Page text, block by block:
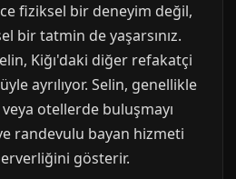
fiziksel bir deneyim değil,
bir tatmin de yaşarsınız.
Kiğı'daki diğer refakatçi
ayrılıyor. Selin, genellikle
otellerde buluşmayı
randevulu bayan hizmeti
gösterir.